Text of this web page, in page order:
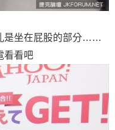
是坐在屁股的部分……
看看吧